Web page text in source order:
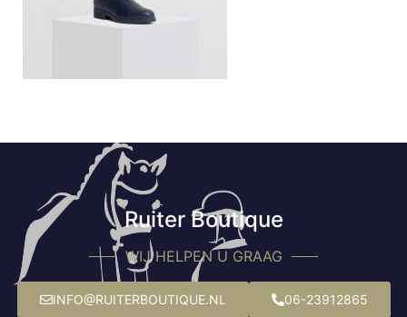
Ruiter Boutique
WIJ HELPEN U GRAAG
INFO@RUITERBOUTIQUE.NL 06-23912865